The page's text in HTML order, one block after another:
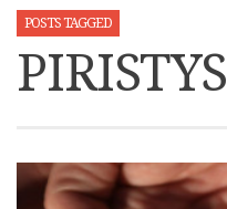
POSTS TAGGED
PIRISTYS